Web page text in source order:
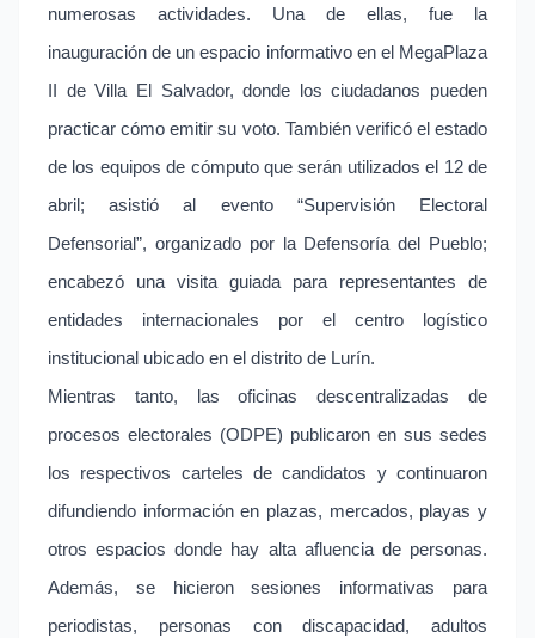
numerosas actividades. Una de ellas, fue la
inauguración de un espacio informativo en el MegaPlaza
II de Villa El Salvador, donde los ciudadanos pueden
practicar cómo emitir su voto. También verificó el estado
de los equipos de cómputo que serán utilizados el 12 de
abril; asistió al evento “Supervisión Electoral
Defensorial”, organizado por la Defensoría del Pueblo;
encabezó una visita guiada para representantes de
entidades internacionales por el centro logístico
institucional ubicado en el distrito de Lurín.
Mientras tanto, las oficinas descentralizadas de
procesos electorales (ODPE) publicaron en sus sedes
los respectivos carteles de candidatos y continuaron
difundiendo información en plazas, mercados, playas y
otros espacios donde hay alta afluencia de personas.
Además, se hicieron sesiones informativas para
periodistas, personas con discapacidad, adultos